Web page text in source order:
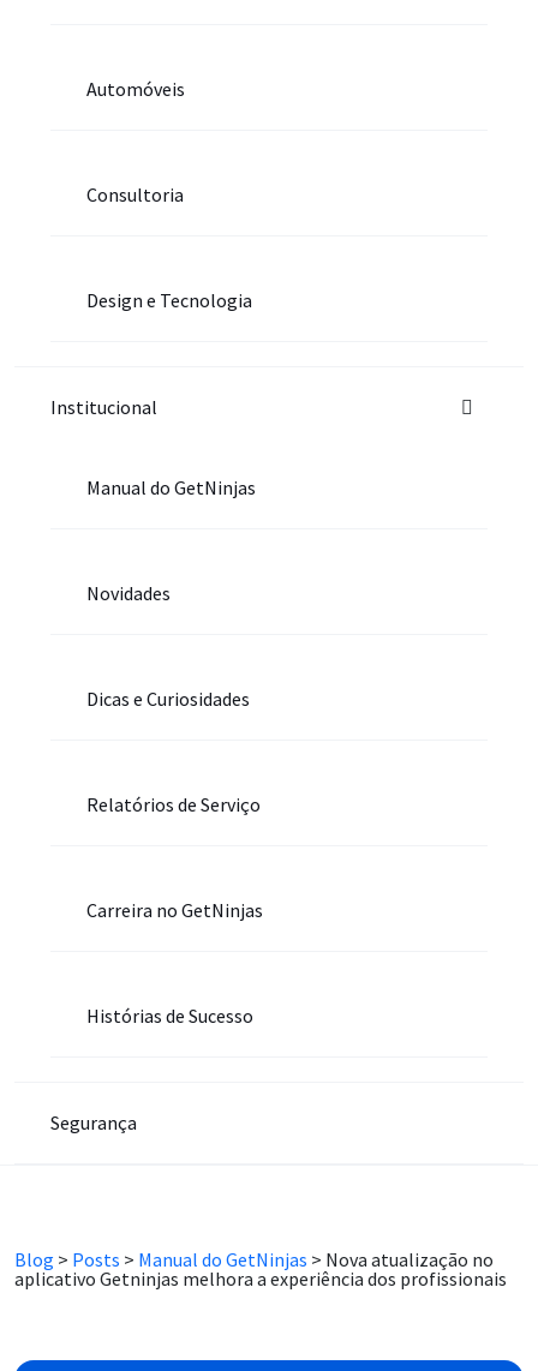
Automóveis
Consultoria
Design e Tecnologia
Institucional
Manual do GetNinjas
Novidades
Dicas e Curiosidades
Relatórios de Serviço
Carreira no GetNinjas
Histórias de Sucesso
Segurança
Blog > Posts > Manual do GetNinjas > Nova atualização no
aplicativo Getninjas melhora a experiência dos profissionais